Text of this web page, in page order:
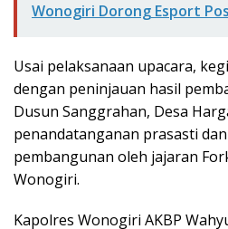
Wonogiri Dorong Esport
Usai pelaksanaan upacara,
dengan peninjauan hasil
Dusun Sanggrahan, Desa
penandatanganan prasasti
pembangunan oleh jajaran
Wonogiri.
Kapolres Wonogiri AKBP